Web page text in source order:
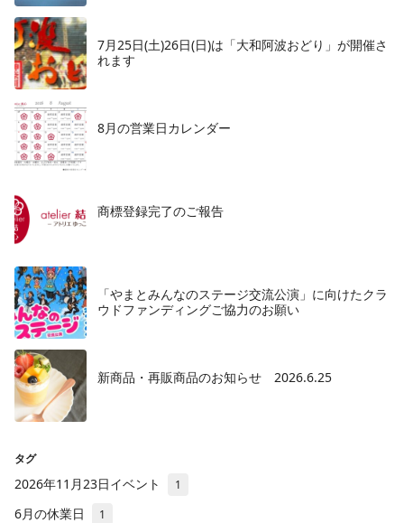
7月25日(土)26日(日)は「大和阿波おどり」が開催さ
れます
8月の営業日カレンダー
商標登録完了のご報告
「やまとみんなのステージ交流公演」に向けたクラ
ウドファンディングご協力のお願い
新商品・再販商品のお知らせ 2026.6.25
タグ
2026年11月23日イベント 1
6月の休業日 1